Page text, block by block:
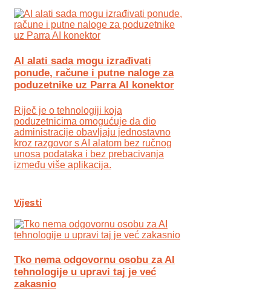
AI alati sada mogu izrađivati
ponude, račune i putne naloge za
poduzetnike uz Parra AI konektor
Riječ je o tehnologiji koja
poduzetnicima omogućuje da dio
administracije obavljaju jednostavno
kroz razgovor s AI alatom bez ručnog
unosa podataka i bez prebacivanja
između više aplikacija.
Vijesti
Tko nema odgovornu osobu za AI
tehnologije u upravi taj je već
zakasnio